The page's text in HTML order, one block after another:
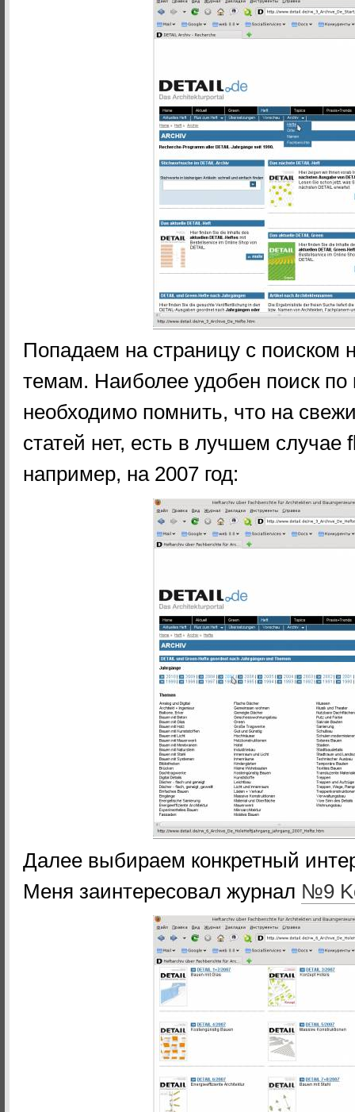
Попадаем на страницу с поиском
темам. Наиболее удобен поиск по
необходимо помнить, что на
статей нет, есть в лучшем
например, на 2007 год:
Далее выбираем конкретный
Меня заинтересовал журнал №9